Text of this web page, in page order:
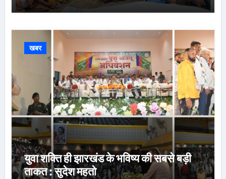
खबर
युवा शक्ति ही झारखंड के भविष्य की सबसे बड़ी
ताकत : सुदेश महतो